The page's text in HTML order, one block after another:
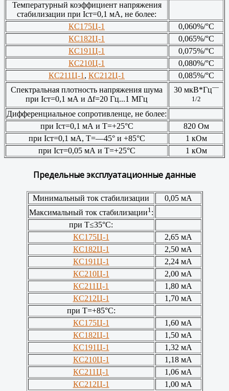
Температурный коэффициент напряжения
стабилизации при Iст=0,1 мА, не более:
КС175Ц-1
0,060%/°С
КС182Ц-1
0,065%/°С
КС191Ц-1
0,075%/°С
КС210Ц-1
0,080%/°С
КС211Ц-1 , КС212Ц-1
0,085%/°С
Спектральная плотность напряжения шума
при Iст=0,1 мА и Δf=20 Гц...1 МГц
30 мкВ*Гц—
1/2
Дифференциальное сопротивленце, не более:
при Iст=0,1 мА и Т=+25°С
820 Ом
при Iст=0,1 мА, Т=—45° и +85°С
1 кОм
при Iст=0,05 мА и Т=+25°С
1 кОм
Предельные эксплуатационные данные
Минимальный ток стабилизации
0,05 мА
Максимальный ток стабилизации1 :
при Т≤35°С:
КС175Ц-1
2,65 мА
КС182Ц-1
2,50 мА
КС191Ц-1
2,24 мА
КС210Ц-1
2,00 мА
КС211Ц-1
1,80 мА
КС212Ц-1
1,70 мА
при Т=+85°С:
КС175Ц-1
1,60 мА
КС182Ц-1
1,50 мА
КС191Ц-1
1,32 мА
КС210Ц-1
1,18 мА
КС211Ц-1
1,06 мА
КС212Ц-1
1,00 мА